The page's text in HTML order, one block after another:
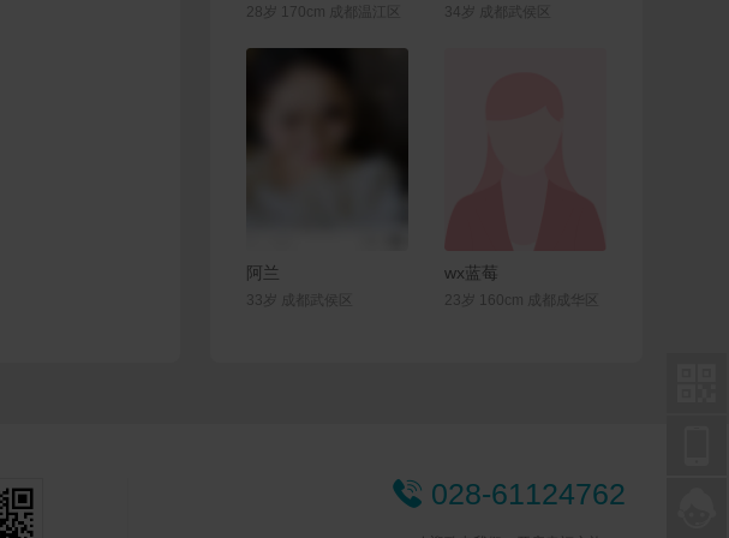
28岁 170cm 成都温江区 34岁 成都武侯区
阿兰
33岁 成都武侯区
wx蓝莓
23岁 160cm 成都成华区
 028-61124762